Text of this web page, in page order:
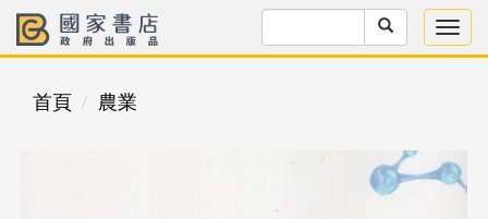
首頁 農業